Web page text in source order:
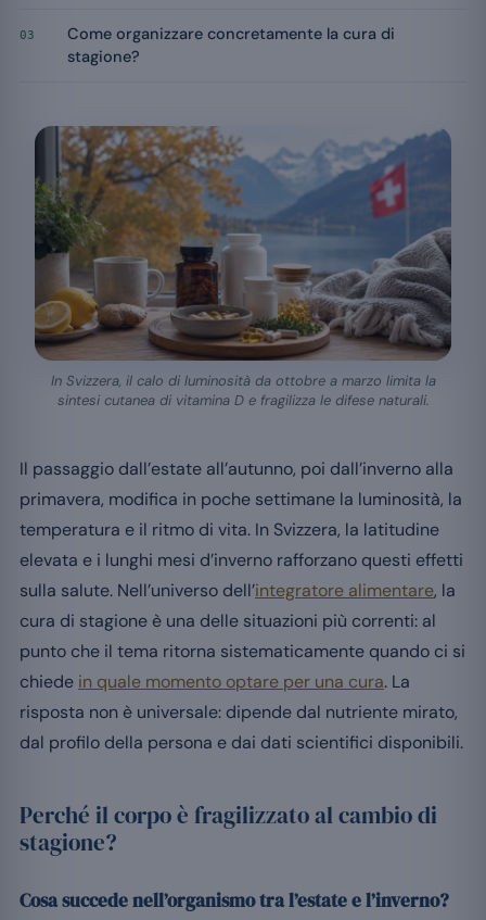
03
Come organizzare concretamente la cura di
stagione?
In Svizzera, il calo di luminosità da ottobre a marzo limita la
sintesi cutanea di vitamina D e fragilizza le difese naturali.
Il passaggio dall’estate all’autunno, poi dall’inverno alla
primavera, modifica in poche settimane la luminosità, la
temperatura e il ritmo di vita. In Svizzera, la latitudine
elevata e i lunghi mesi d’inverno rafforzano questi effetti
sulla salute. Nell’universo dell’integratore alimentare, la
cura di stagione è una delle situazioni più correnti: al
punto che il tema ritorna sistematicamente quando ci si
chiede in quale momento optare per una cura. La
risposta non è universale: dipende dal nutriente mirato,
dal profilo della persona e dai dati scientifici disponibili.
Perché il corpo è fragilizzato al cambio di
stagione?
Cosa succede nell’organismo tra l’estate e l’inverno?